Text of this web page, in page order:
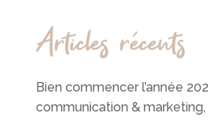
Articles récents
Bien commencer l’année
communication &